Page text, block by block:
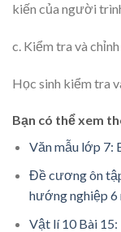
kiến của người
c. Kiểm tra và
Học sinh kiểm tra
Bạn có thể xem
Văn mẫu lớp 7:
Đề cương ôn
hướng nghiệp 6
Vật lí 10 Bài